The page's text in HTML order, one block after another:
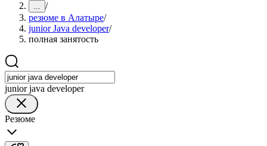
... /
резюме в Алатыре/
junior Java developer/
полная занятость
junior java developer
Резюме